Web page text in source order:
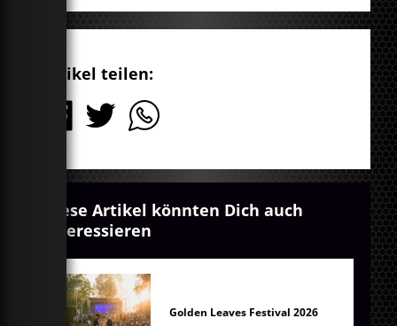
Artikel teilen:
Diese Artikel könnten Dich auch
interessieren
Golden Leaves Festival 2026